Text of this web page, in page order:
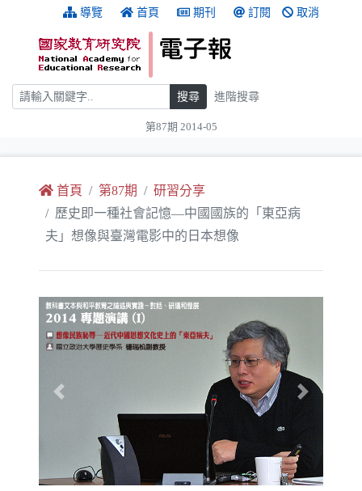
跳到主要內容 導覽 首頁 期刊 訂閱 取消
搜尋 搜尋 進階搜尋
第87期 2014-05
首頁 第87期
研習分享
歷史即一種社會記憶—中國國族的「東亞病
夫」想像與臺灣電影中的日本想像
Previous Next